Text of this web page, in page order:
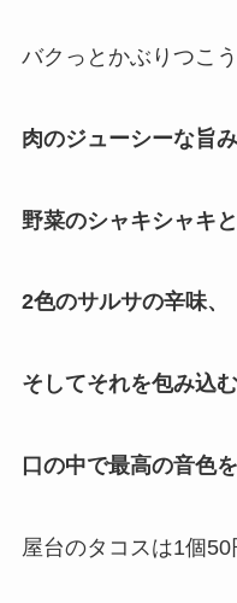
バクっとかぶりつこう
肉のジューシーな旨み
野菜のシャキシャキと
2色のサルサの辛味、
そしてそれを包み込
口の中で最高の音色
屋台のタコスは1個50